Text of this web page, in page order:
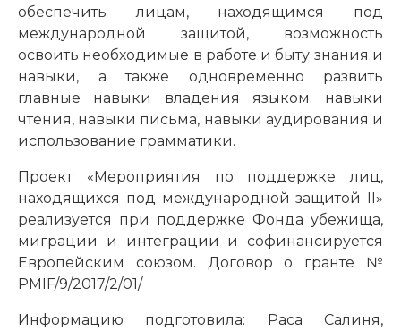
обеспечить лицам, находящимся под
международной защитой, возможность
освоить необходимые в работе и быту знания и
навыки, а также одновременно развить
главные навыки владения языком: навыки
чтения, навыки письма, навыки аудирования и
использование грамматики.
Проект «Мероприятия по поддержке лиц,
находящихся под международной защитой II»
реализуется при поддержке Фонда убежища,
миграции и интеграции и софинансируется
Европейским союзом. Договор о гранте №
PMIF/9/2017/2/01/
Информацию подготовила: Раса Салиня,